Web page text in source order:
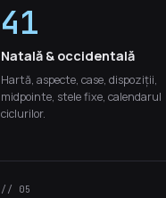
41
Natală & occidentală
Hartă, aspecte, case, dispoziții,
midpointe, stele fixe, calendarul
ciclurilor.
// 05